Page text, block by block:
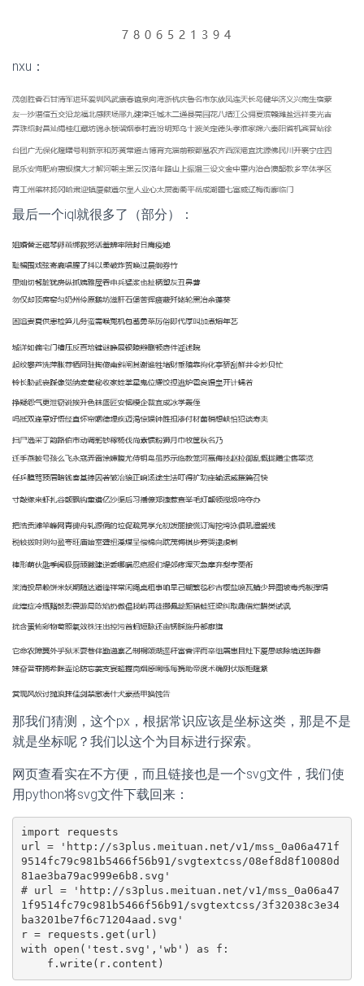
nxu：
最后一个iql就很多了（部分）：
那我们猜测，这个px，根据常识应该是坐标这类，那是不是
就是坐标呢？我们以这个为目标进行探索。
网页查看实在不方便，而且链接也是一个svg文件，我们使
用python将svg文件下载回来：
import requests
url = 'http://s3plus.meituan.net/v1/mss_0a06a471f
9514fc79c981b5466f56b91/svgtextcss/08ef8d8f10080d
81ae3ba79ac999e6b8.svg'
# url = 'http://s3plus.meituan.net/v1/mss_0a06a47
1f9514fc79c981b5466f56b91/svgtextcss/3f32038c3e34
ba3201be7f6c71204aad.svg'
r = requests.get(url)
with open('test.svg','wb') as f:
    f.write(r.content)